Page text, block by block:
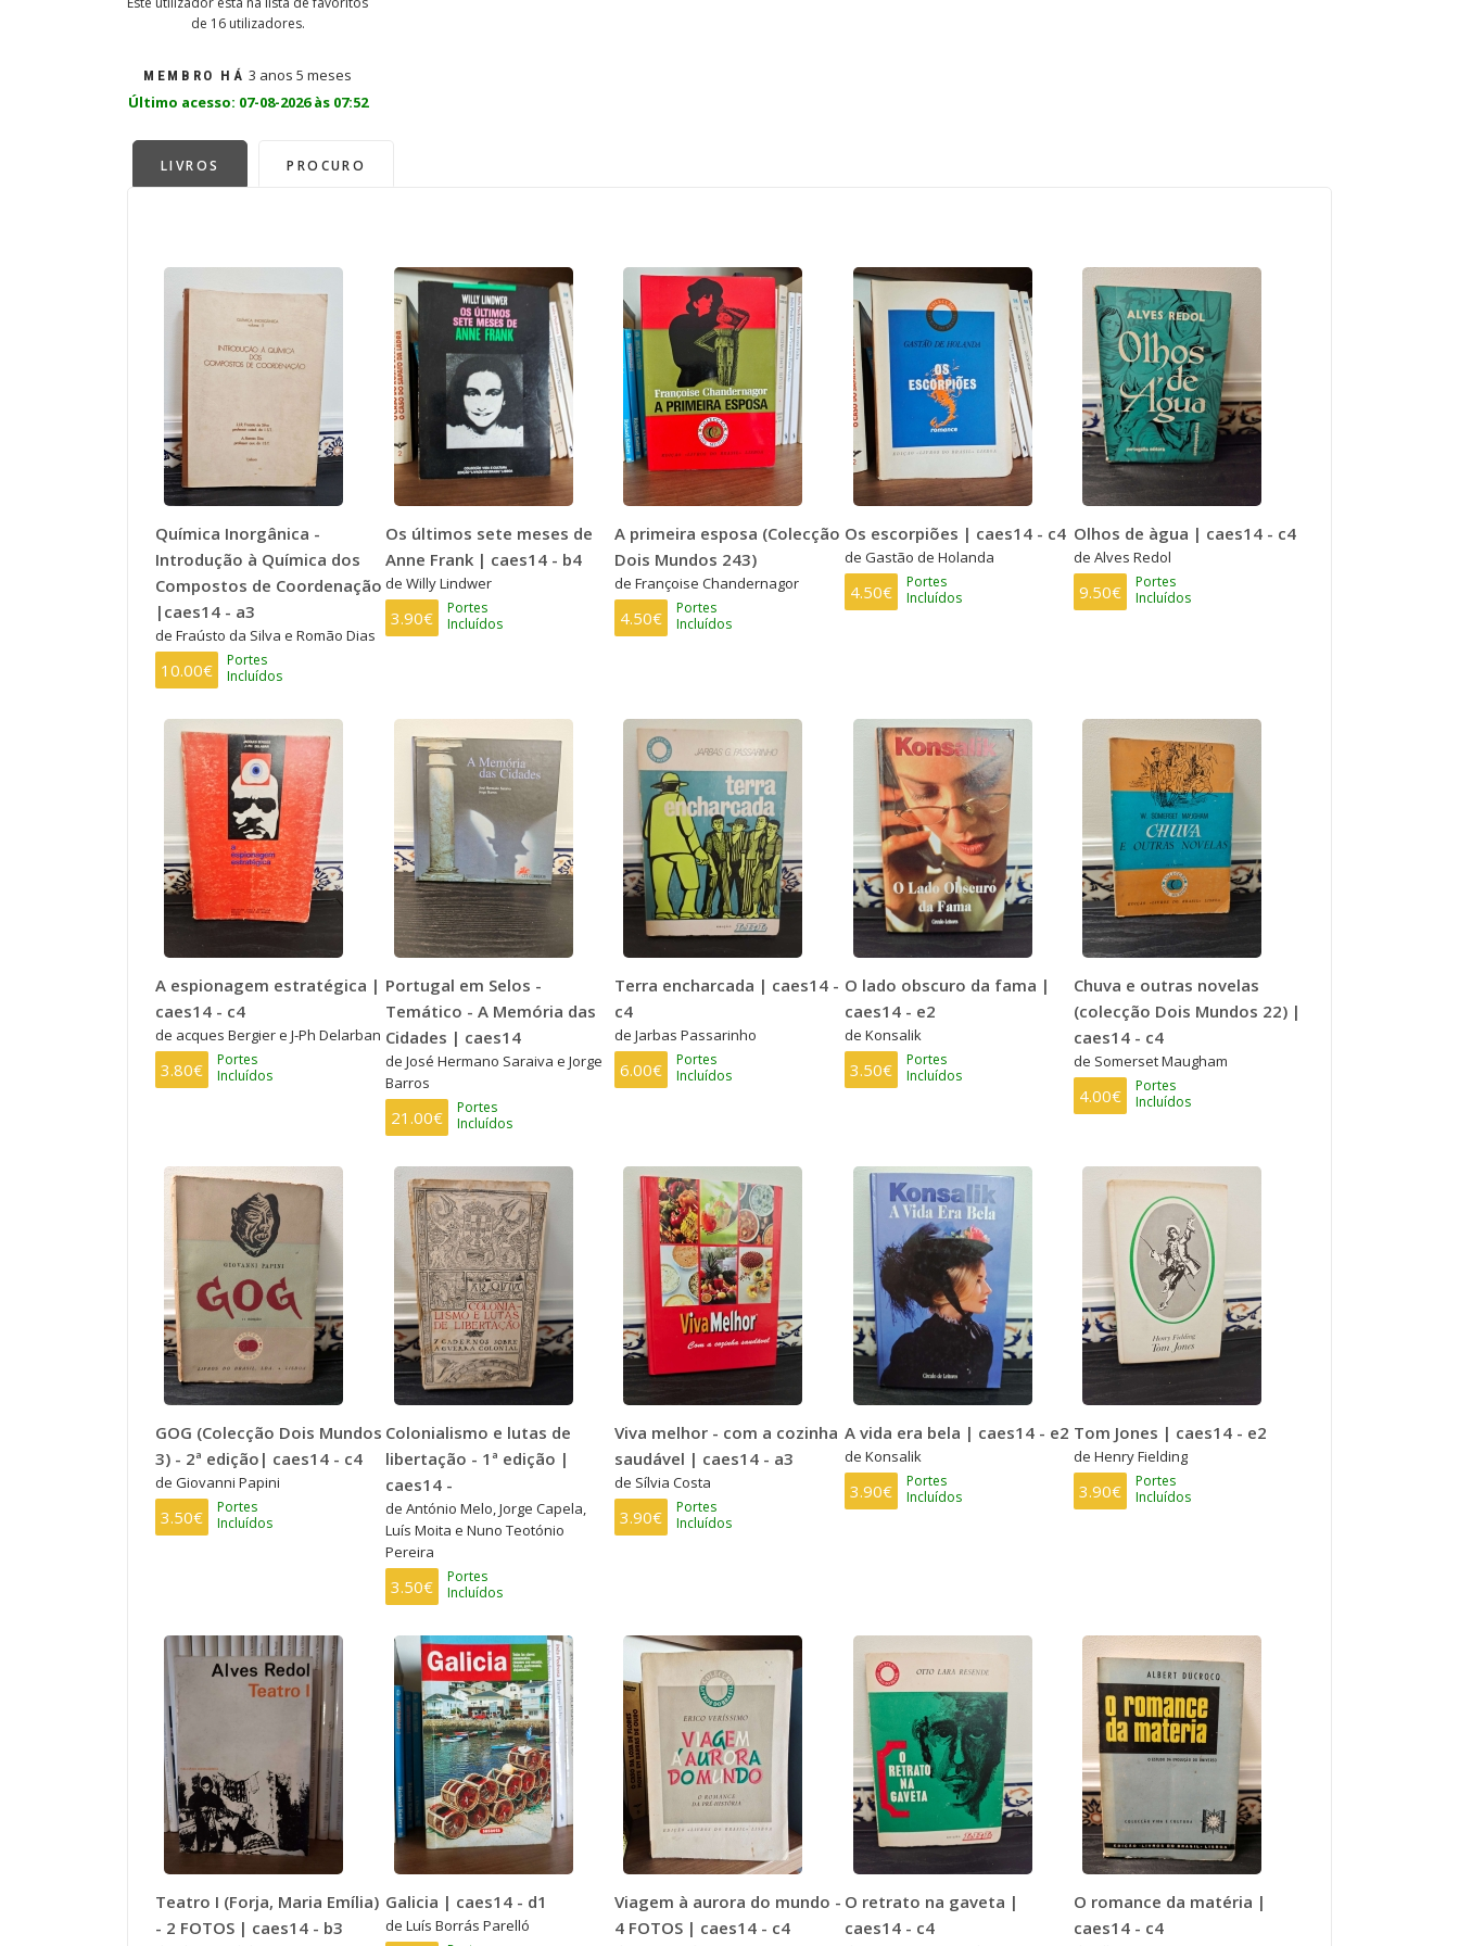
de 16 utilizadores.
MEMBRO HÁ 3 anos 5 meses
Último acesso: 07-08-2026 às 07:52
LIVROS PROCURO
Química Inorgânica -
Introdução à Química dos
Compostos de Coordenação
|caes14 - a3
de Fraústo da Silva e Romão Dias
10.00€
Portes
Incluídos
Os últimos sete meses de
Anne Frank | caes14 - b4
de Willy Lindwer
3.90€
Portes
Incluídos
A primeira esposa (Colecção
Dois Mundos 243)
de Françoise Chandernagor
4.50€
Portes
Incluídos
Os escorpiões | caes14 - c4
de Gastão de Holanda
4.50€
Portes
Incluídos
Olhos de àgua | caes14 - c4
de Alves Redol
9.50€
Portes
Incluídos
A espionagem estratégica |
caes14 - c4
de acques Bergier e J-Ph Delarban
3.80€
Portes
Incluídos
Portugal em Selos -
Temático - A Memória das
Cidades | caes14
de José Hermano Saraiva e Jorge
Barros
21.00€
Portes
Incluídos
Terra encharcada | caes14 -
c4
de Jarbas Passarinho
6.00€
Portes
Incluídos
O lado obscuro da fama |
caes14 - e2
de Konsalik
3.50€
Portes
Incluídos
Chuva e outras novelas
(colecção Dois Mundos 22) |
caes14 - c4
de Somerset Maugham
4.00€
Portes
Incluídos
GOG (Colecção Dois Mundos
3) - 2ª edição| caes14 - c4
de Giovanni Papini
3.50€
Portes
Incluídos
Colonialismo e lutas de
libertação - 1ª edição |
caes14 -
de António Melo, Jorge Capela,
Luís Moita e Nuno Teotónio
Pereira
3.50€
Portes
Incluídos
Viva melhor - com a cozinha
saudável | caes14 - a3
de Sílvia Costa
3.90€
Portes
Incluídos
A vida era bela | caes14 - e2
de Konsalik
3.90€
Portes
Incluídos
Tom Jones | caes14 - e2
de Henry Fielding
3.90€
Portes
Incluídos
Teatro I (Forja, Maria Emília)
- 2 FOTOS | caes14 - b3
Galicia | caes14 - d1
de Luís Borrás Parelló
Viagem à aurora do mundo -
4 FOTOS | caes14 - c4
O retrato na gaveta |
caes14 - c4
O romance da matéria |
caes14 - c4